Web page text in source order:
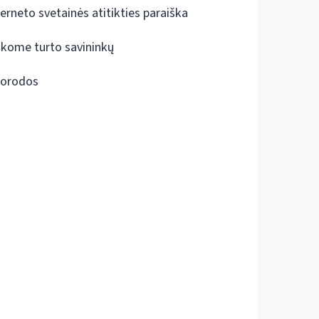
svetainės atitikties paraiška
turto savininkų